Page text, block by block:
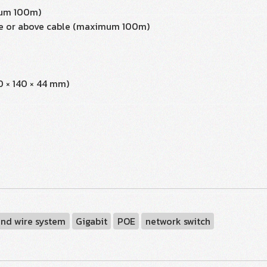
100m)
or above cable (maximum 100m)
× 140 × 44 mm)
wire system Gigabit POE network switch